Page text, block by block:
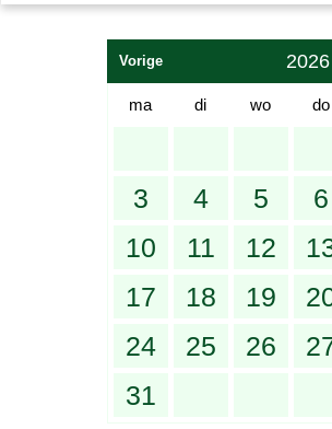
Vorige
ma di wo do
3 4 5
6
10
11 12
17
18 19
24
25 26
31